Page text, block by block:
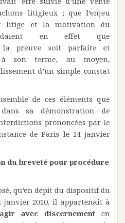
litigieux ; que l’enjeu
litige et la motivation du
en effet que
la preuve soit parfaite et
à son terme, au moyen,
d’un simple constat
de ces éléments que
dans sa démonstration de
prononcées par le
de Paris le 14 janvier
du breveté pour procédure
qu’en dépit du dispositif du
janvier 2010, il appartenait à
avec discernementen